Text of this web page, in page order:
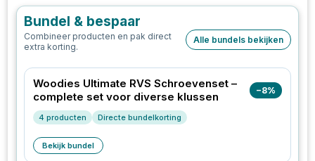
Bundel & bespaar
Combineer producten en pak direct
extra korting.
Alle bundels bekijken
Woodies Ultimate RVS Schroevenset –
complete set voor diverse klussen
−8%
4 producten Directe bundelkorting
Bekijk bundel